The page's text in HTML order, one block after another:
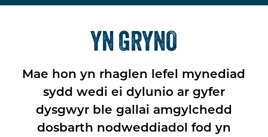
YN GRYNO
Mae hon yn rhaglen lefel mynediad
sydd wedi ei dylunio ar gyfer
dysgwyr ble gallai amgylchedd
dosbarth nodweddiadol fod yn